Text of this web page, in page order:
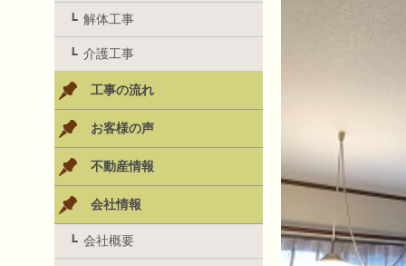
解体工事
介護工事
工事の流れ
お客様の声
不動産情報
会社情報
会社概要